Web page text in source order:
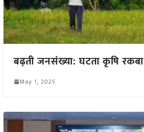
बढ़ती जनसंख्या: घटता कृषि रकबा
May 1, 2025